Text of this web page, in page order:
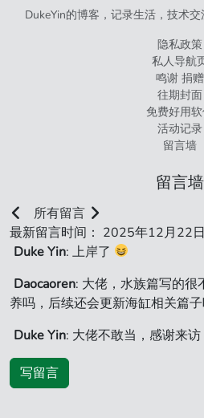
DukeYin的博客，记录生活，技术交
隐私政策
私人导航
鸣谢 捐赠
往期封面
免费好用
活动记录
留言墙
留言墙
所有留言
最新留言时间： 2025年12月22日
Duke Yin: 上岸了
Daocaoren: 大佬，水族篇写的
养吗，后续还会更新海缸相关篇
Duke Yin: 大佬不敢当，感谢来访
写留言